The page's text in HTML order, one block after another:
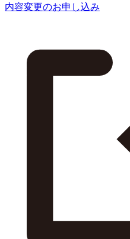
内容変更のお申し込み